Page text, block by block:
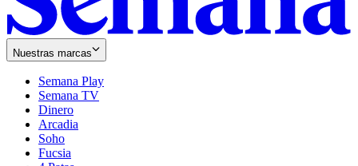
Nuestras marcas
Semana Play
Semana TV
Dinero
Arcadia
Soho
in
Fucsia